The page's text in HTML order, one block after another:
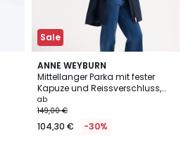
Sale
ANNE WEYBURN
Mittellanger Parka mit fester
Kapuze und Reissverschluss,
Übergangszeit
ab
149,00 €
104,30 € -30%
4,3
/ 5
2
Farben